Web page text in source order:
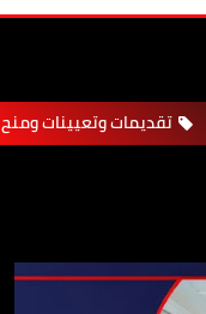
تقديمات وتعيينات ومنح